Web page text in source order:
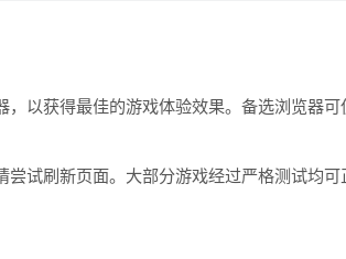
以获得最佳的游戏体验效果。备选浏览器
试刷新页面。大部分游戏经过严格测试均